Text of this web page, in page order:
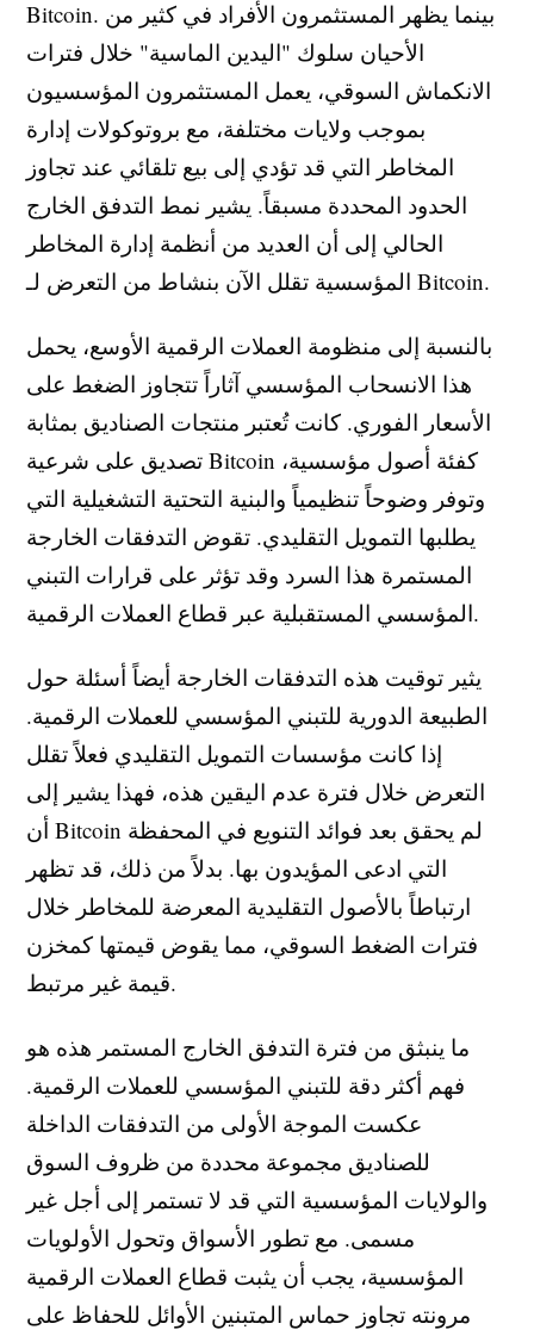
Bitcoin. بينما يظهر المستثمرون الأفراد في كثير من
الأحيان سلوك "اليدين الماسية" خلال فترات
الانكماش السوقي، يعمل المستثمرون المؤسسيون
بموجب ولايات مختلفة، مع بروتوكولات إدارة
المخاطر التي قد تؤدي إلى بيع تلقائي عند تجاوز
الحدود المحددة مسبقاً. يشير نمط التدفق الخارج
الحالي إلى أن العديد من أنظمة إدارة المخاطر
المؤسسية تقلل الآن بنشاط من التعرض لـ Bitcoin.
بالنسبة إلى منظومة العملات الرقمية الأوسع، يحمل
هذا الانسحاب المؤسسي آثاراً تتجاوز الضغط على
الأسعار الفوري. كانت تُعتبر منتجات الصناديق بمثابة
تصديق على شرعية Bitcoin كفئة أصول مؤسسية،
وتوفر وضوحاً تنظيمياً والبنية التحتية التشغيلية التي
يطلبها التمويل التقليدي. تقوض التدفقات الخارجة
المستمرة هذا السرد وقد تؤثر على قرارات التبني
المؤسسي المستقبلية عبر قطاع العملات الرقمية.
يثير توقيت هذه التدفقات الخارجة أيضاً أسئلة حول
الطبيعة الدورية للتبني المؤسسي للعملات الرقمية.
إذا كانت مؤسسات التمويل التقليدي فعلاً تقلل
التعرض خلال فترة عدم اليقين هذه، فهذا يشير إلى
أن Bitcoin لم يحقق بعد فوائد التنويع في المحفظة
التي ادعى المؤيدون بها. بدلاً من ذلك، قد تظهر
ارتباطاً بالأصول التقليدية المعرضة للمخاطر خلال
فترات الضغط السوقي، مما يقوض قيمتها كمخزن
قيمة غير مرتبط.
ما ينبثق من فترة التدفق الخارج المستمر هذه هو
فهم أكثر دقة للتبني المؤسسي للعملات الرقمية.
عكست الموجة الأولى من التدفقات الداخلة
للصناديق مجموعة محددة من ظروف السوق
والولايات المؤسسية التي قد لا تستمر إلى أجل غير
مسمى. مع تطور الأسواق وتحول الأولويات
المؤسسية، يجب أن يثبت قطاع العملات الرقمية
مرونته تجاوز حماس المتبنين الأوائل للحفاظ على